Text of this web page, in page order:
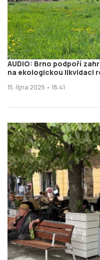
AUDIO: Brno podpoří
na ekologickou likvidaci
15. října 2025 • 18:41